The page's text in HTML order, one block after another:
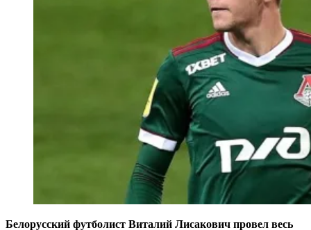
Белорусский футболист Виталий Лисакович провел весь